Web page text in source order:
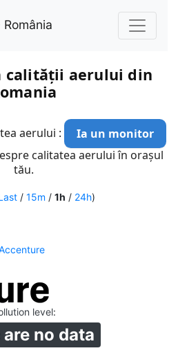
calității aerului din
aerului :
Ia un monitor
calitatea aerului în orașul
tău.
/ 15m / 1h / 24h)
level:
no data